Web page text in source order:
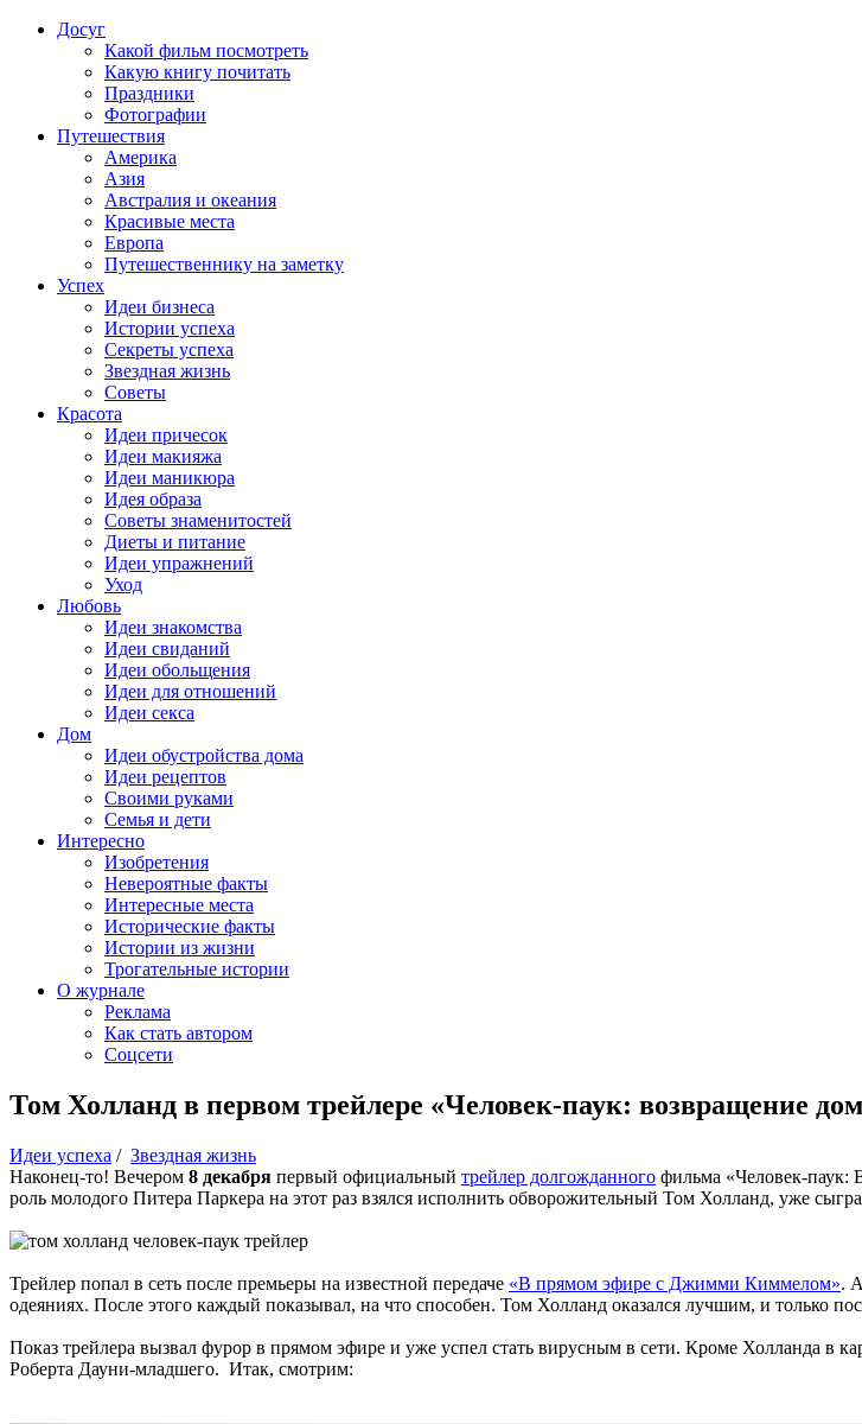
Досуг
Какой фильм посмотреть
Какую книгу почитать
Праздники
Фотографии
Путешествия
Америка
Азия
Австралия и океания
Красивые места
Европа
Путешественнику на заметку
Успех
Идеи бизнеса
Истории успеха
Секреты успеха
Звездная жизнь
Советы
Красота
Идеи причесок
Идеи макияжа
Идеи маникюра
Идея образа
Советы знаменитостей
Диеты и питание
Идеи упражнений
Уход
Любовь
Идеи знакомства
Идеи свиданий
Идеи обольщения
Идеи для отношений
Идеи секса
Дом
Идеи обустройства дома
Идеи рецептов
Своими руками
Семья и дети
Интересно
Изобретения
Невероятные факты
Интересные места
Исторические факты
Истории из жизни
Трогательные истории
О журнале
Реклама
Как стать автором
Соцсети
Том Холланд в первом трейлере «Человек-паук: возвращение
Идеи успеха / Звездная жизнь
Наконец-то! Вечером 8 декабря первый официальный трейлер долгожданного фильма «Человек-
роль молодого Питера Паркера на этот раз взялся исполнить обворожительный Том Холланд, уже
Трейлер попал в сеть после премьеры на известной передаче «В прямом эфире с Джимми Киммелом».
одеяниях. После этого каждый показывал, на что способен. Том Холланд оказался лучшим, и только
Показ трейлера вызвал фурор в прямом эфире и уже успел стать вирусным в сети. Кроме Холланда в
Роберта Дауни-младшего. Итак, смотрим: